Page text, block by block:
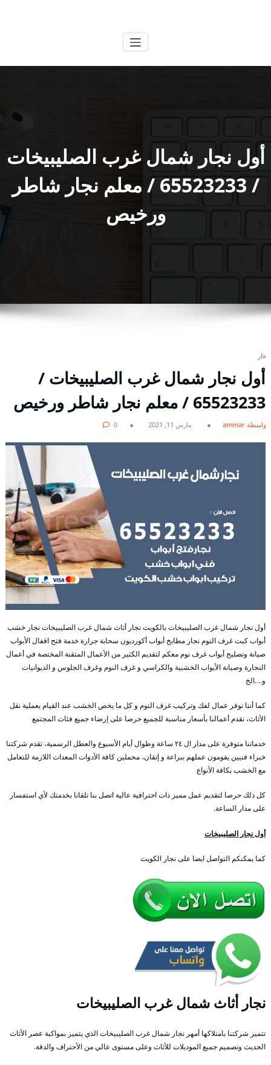
أول نجار شمال غرب الصليبيخات
/ 65523233 / معلم نجار شاطر
ورخيص
نجار
أول نجار شمال غرب الصليبيخات /
65523233 / معلم نجار شاطر ورخيص
بواسطة ammar مارس 11, 2021 0
أول نجار شمال غرب الصليبيخات بالكويت نجار أثاث شمال غرب الصليبيخات نجار خشب
أبواب كبت غرف النوم نجار مطابخ أبواب أكورديون سحابة جرارة خدمة فتح اقفال الأبواب
صيانة وتصليح أبواب غرف نوم معكم لتقديم الكثير من الأعمال المتقنة المختصة في أعمال
النجارة وصيانة الأبواب الخشبية والكراسي و غرف النوم وغرف الجلوس و الديوانيات
و….الخ
كما أننا نوفر عمال لفك وتركيب غرف النوم و كل ما يخص الخشب عند القيام بعملية نقل
الأثاث، نقدم أعمالنا بأسعار مناسبة للجميع حرصا على إرضاء جميع فئات المجتمع
خدماتنا متوفرة على مدار ال ٢٤ ساعة وطوال أيام الأسبوع والعطل الرسمية، تقدم شركتنا
خبراء فنيين يقومون عملهم ببراعة و إتقان، محملين كافة الأدوات المعدات اللازمة للتعامل
مع الخشب بكافة الأنواع
كل ذلك حرصا لتقديم عمل مميز ذات احترافية عالية اتصل بنا تلقانا بخدمتك لأي استفسار
على مدار الساعة.
أول نجار الصليبيخات
كما يمكنكم التواصل ايضا على نجار الكويت
نجار أثاث شمال غرب الصليبيخات
تتميز شركتنا بامتلاكها أمهر نجار شمال غرب الصليبيخات الذي يتميز بمواكبة عصر الأثاث
الحديث وتصميم جميع الموديلات للأثاث وعلى مستوى عالي من الأحتراف والدقة.